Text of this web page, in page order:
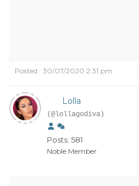
Posted : 30/07/2020 2:31 pm
Lolla
(@lollagodiva)
Posts: 581
Noble Member